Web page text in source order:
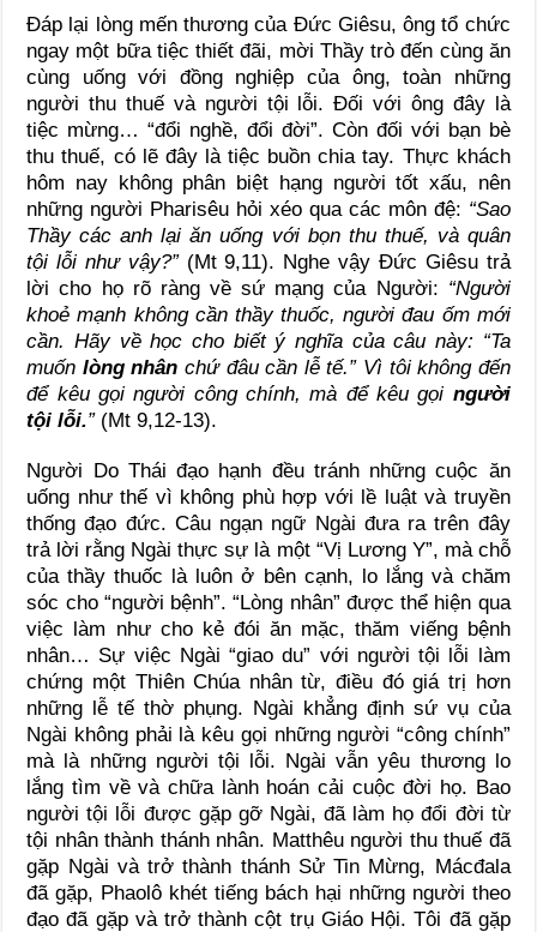
Đáp lại lòng mến thương của Đức Giêsu, ông tổ chức
ngay một bữa tiệc thiết đãi, mời Thầy trò đến cùng ăn
cùng uống với đồng nghiệp của ông, toàn những
người thu thuế và người tội lỗi. Đối với ông đây là
tiệc mừng… “đổi nghề, đổi đời”. Còn đối với bạn bè
thu thuế, có lẽ đây là tiệc buồn chia tay. Thực khách
hôm nay không phân biệt hạng người tốt xấu, nên
những người Pharisêu hỏi xéo qua các môn đệ: “Sao
Thầy các anh lại ăn uống với bọn thu thuế, và quân
tội lỗi như vậy?” (Mt 9,11). Nghe vậy Đức Giêsu trả
lời cho họ rõ ràng về sứ mạng của Người: “Người
khoẻ mạnh không cần thầy thuốc, người đau ốm mới
cần. Hãy về học cho biết ý nghĩa của câu này: “Ta
muốn lòng nhân chứ đâu cần lễ tế.” Vì tôi không đến
để kêu gọi người công chính, mà để kêu gọi người
tội lỗi.” (Mt 9,12-13).
Người Do Thái đạo hạnh đều tránh những cuộc ăn
uống như thế vì không phù hợp với lề luật và truyền
thống đạo đức. Câu ngạn ngữ Ngài đưa ra trên đây
trả lời rằng Ngài thực sự là một “Vị Lương Y”, mà chỗ
của thầy thuốc là luôn ở bên cạnh, lo lắng và chăm
sóc cho “người bệnh”. “Lòng nhân” được thể hiện qua
việc làm như cho kẻ đói ăn mặc, thăm viếng bệnh
nhân… Sự việc Ngài “giao du” với người tội lỗi làm
chứng một Thiên Chúa nhân từ, điều đó giá trị hơn
những lễ tế thờ phụng. Ngài khẳng định sứ vụ của
Ngài không phải là kêu gọi những người “công chính”
mà là những người tội lỗi. Ngài vẫn yêu thương lo
lắng tìm về và chữa lành hoán cải cuộc đời họ. Bao
người tội lỗi được gặp gỡ Ngài, đã làm họ đổi đời từ
tội nhân thành thánh nhân. Matthêu người thu thuế đã
gặp Ngài và trở thành thánh Sử Tin Mừng, Mácđala
đã gặp, Phaolô khét tiếng bách hại những người theo
đạo đã gặp và trở thành cột trụ Giáo Hội. Tôi đã gặp